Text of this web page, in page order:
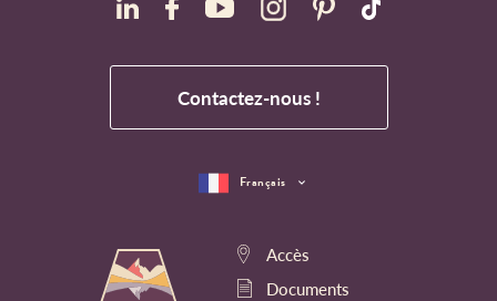
Contactez-nous !
Accès
Documents
Français